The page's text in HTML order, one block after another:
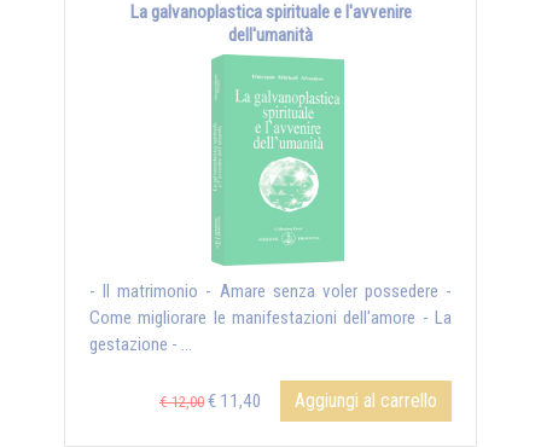
La galvanoplastica spirituale e l'avvenire
dell'umanità
- Il matrimonio - Amare senza voler possedere -
Come migliorare le manifestazioni dell'amore - La
gestazione - ...
€ 12,00 € 11,40 Aggiungi al carrello